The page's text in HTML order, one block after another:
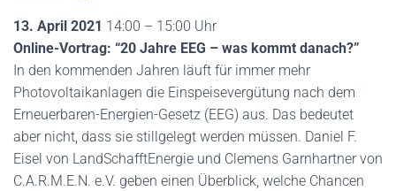
13. April 2021 14:00 – 15:00 Uhr
Online-Vortrag: “20 Jahre EEG – was kommt danach?”
In den kommenden Jahren läuft für immer mehr
Photovoltaikanlagen die Einspeisevergütung nach dem
Erneuerbaren-Energien-Gesetz (EEG) aus. Das bedeutet
aber nicht, dass sie stillgelegt werden müssen. Daniel F.
Eisel von LandSchafftEnergie und Clemens Garnhartner von
C.A.R.M.E.N. e.V. geben einen Überblick, welche Chancen